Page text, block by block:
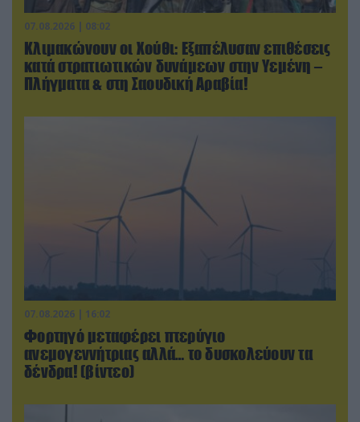
07.08.2026 | 08:02
Κλιμακώνουν οι Χούθι: Eξαπέλυσαν επιθέσεις
κατά στρατιωτικών δυνάμεων στην Υεμένη –
Πλήγματα & στη Σαουδική Αραβία!
07.08.2026 | 16:02
Φορτηγό μεταφέρει πτερύγιο
ανεμογεννήτριας αλλά… το δυσκολεύουν τα
δένδρα! (βίντεο)